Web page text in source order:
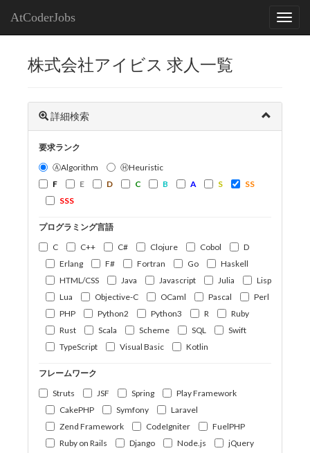
AtCoderJobs
株式会社アイビス 求人一覧
詳細検索
要求ランク
ⒶAlgorithm
ⒽHeuristic
F
E D C B A S
SS
SSS
プログラミング言語
C
C++ C# Clojure Cobol
D
Erlang
F# Fortran Go
Haskell
HTML/CSS
Java Javascript Julia
Lisp
Lua
Objective-C OCaml Pascal
Perl
PHP
Python2 Python3 R
Ruby
Rust
Scala Scheme SQL
Swift
TypeScript
Visual Basic Kotlin
フレームワーク
Struts
JSF Spring
Play Framework
CakePHP
Symfony
Laravel
Zend Framework
CodeIgniter
FuelPHP
Ruby on Rails
Django Node.js
jQuery